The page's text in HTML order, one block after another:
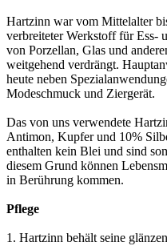
Hartzinn war vom Mittelalter
verbreiteter Werkstoff für Ess-
von Porzellan, Glas und
weitgehend verdrängt.
heute neben
Modeschmuck und Ziergerät.
Das von uns verwendete
Antimon, Kupfer und 10%
enthalten kein Blei und sind
diesem Grund können
in Berührung kommen.
Pflege
1. Hartzinn behält seine